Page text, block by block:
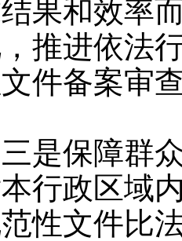
果和效率
推进依法
件备案审
保障群众
行政区域
性文件比